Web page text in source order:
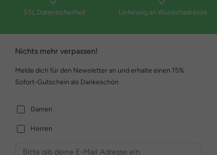
SSL Datensicherheit Lieferung an Wunschadresse
Nichts mehr verpassen!
Melde dich für den Newsletter an und erhalte einen 15%
Sofort-Gutschein als Dankeschön
Damen
Herren